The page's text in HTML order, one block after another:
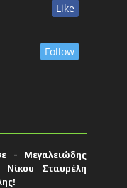
Like
Follow
- Μεγαλειώδης
Νίκου Σταυρέλη